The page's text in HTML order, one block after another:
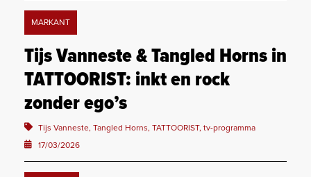
MARKANT
Tijs Vanneste & Tangled Horns in
TATTOORIST: inkt en rock
zonder ego’s
Tijs Vanneste, Tangled Horns, TATTOORIST, tv-programma
17/03/2026